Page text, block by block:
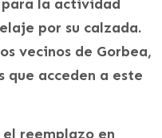
la actividad
por su calzada.
vecinos de Gorbea,
que acceden a este
reemplazo en